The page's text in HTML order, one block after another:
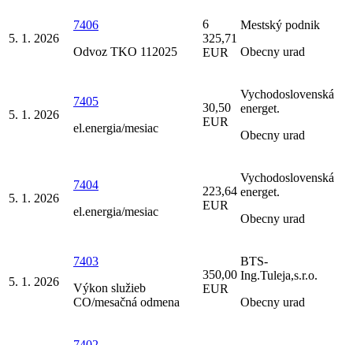
5. 1. 2026
7406
Odvoz TKO 112025
6
325,71
EUR
Mestský podnik
Obecny urad
5. 1. 2026
7405
el.energia/mesiac
30,50
EUR
Vychodoslovenská
energet.
Obecny urad
5. 1. 2026
7404
el.energia/mesiac
223,64
EUR
Vychodoslovenská
energet.
Obecny urad
5. 1. 2026
7403
Výkon služieb
CO/mesačná odmena
350,00
EUR
BTS-
Ing.Tuleja,s.r.o.
Obecny urad